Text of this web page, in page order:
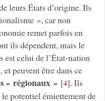
leurs États d’origine. Ils
», car non
remet parfois en
ils dépendent, mais le
est celui de l’État-nation
peuvent être dans ce
« régionaux »[4]. Ils
potentiel émiettement de